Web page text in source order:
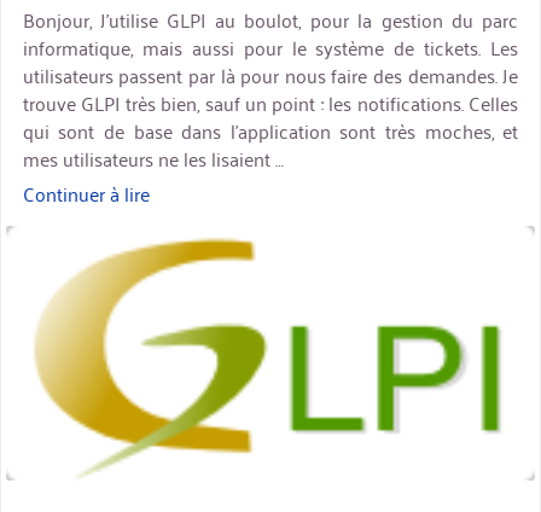
Bonjour, J’utilise GLPI au boulot, pour la gestion du parc
informatique, mais aussi pour le système de tickets. Les
utilisateurs passent par là pour nous faire des demandes. Je
trouve GLPI très bien, sauf un point : les notifications. Celles
qui sont de base dans l’application sont très moches, et
mes utilisateurs ne les lisaient …
Continuer à lire« GLPI
Des
mails
notifications
sympas »
miniature